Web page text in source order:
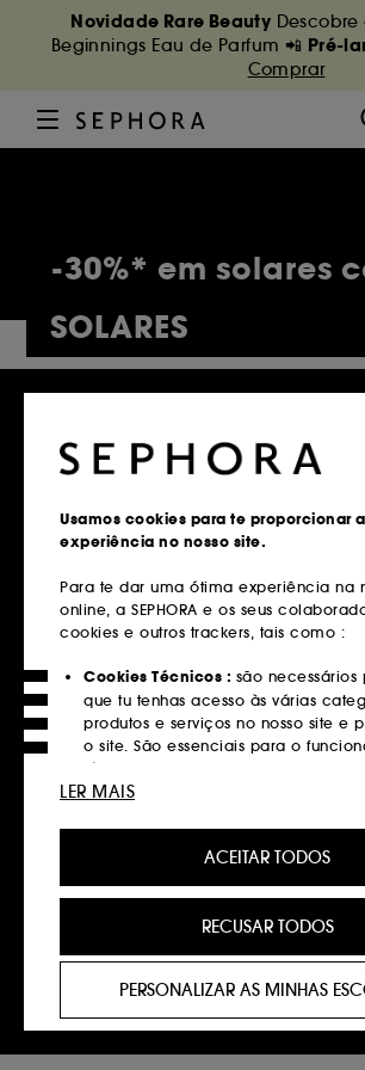
Novidade Rare Beauty
Beginnings Eau de Parfum 📲 Pré-
Comprar
-30%* em solares
SOLARES
Entregas grátis
em compras superiores a
Saber mais
Devoluções
Gratuitas até 30 dias
Click&Collect
Recolha em loja em 2 horas*
Saber mais
Pagamentos
Métodos de pagamento
Saber mais
Usamos cookies para te proporcionar
experiência no nosso site.
Para te dar uma ótima experiência na
online, a SEPHORA e os seus
cookies e outros trackers, tais como :
Cookies Técnicos : são
que tu tenhas acesso às várias
produtos e serviços no nosso site e
o site. São essenciais para o
técnico do site e não podem ser
personalizada, recomendando
preferências, e fornecer-te ofertas
medida do teu perfil.
utilizados para lhe apresentar
possam ser do seu interesse
ACEITAR TODOS
PERSONALIZAR AS MINHAS
RECUSAR TODOS
LER MAIS